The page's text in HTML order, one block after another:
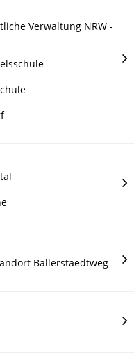
Verwaltung NRW -
Ballerstaedtweg